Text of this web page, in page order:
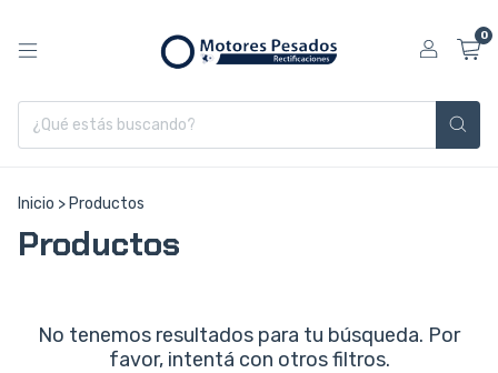
0
Inicio > Productos
Productos
No tenemos resultados para tu búsqueda. Por
favor, intentá con otros filtros.